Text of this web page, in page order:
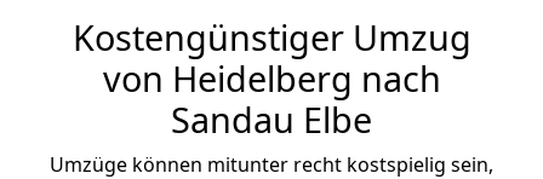
Kostengünstiger Umzug
von Heidelberg nach
Sandau Elbe
Umzüge können mitunter recht kostspielig sein,